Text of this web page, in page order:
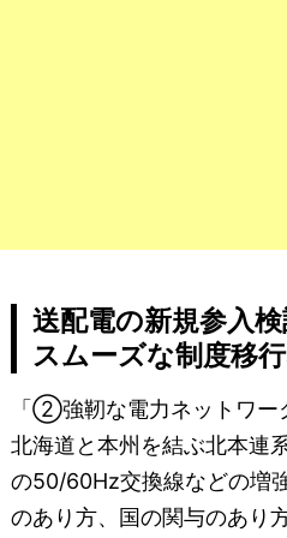
送配電の新規参入
スムーズな制度移
「②強靭な電力ネットワー
北海道と本州を結ぶ北本連
の50/60Hz交換線などの増
のあり方、国の関与のあり